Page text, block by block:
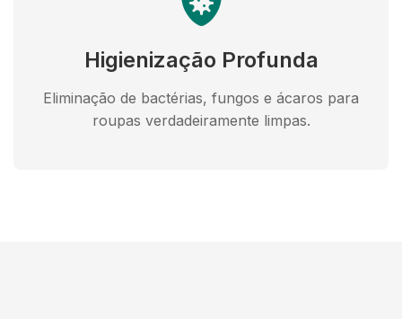
Higienização Profunda
Eliminação de bactérias, fungos e ácaros para
roupas verdadeiramente limpas.